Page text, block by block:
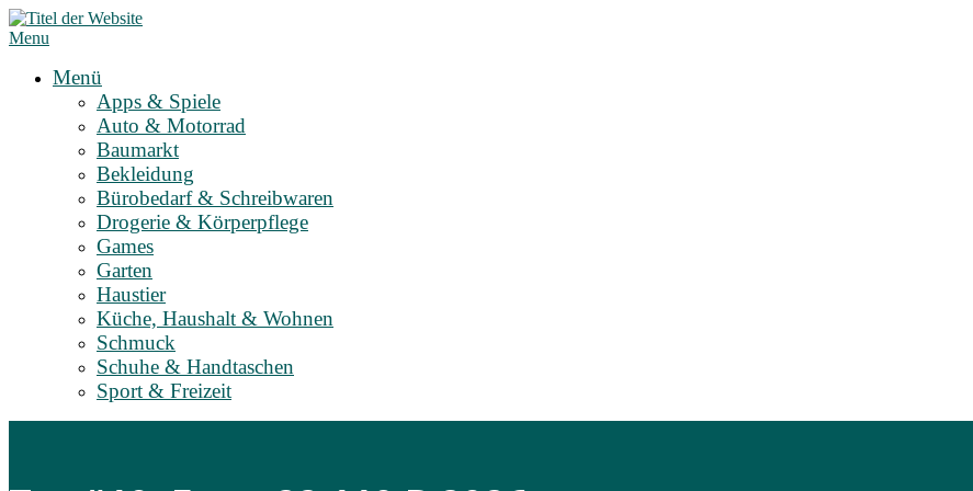
Skip
to
Menu
Menü
Apps & Spiele
Auto & Motorrad
Baumarkt
Bekleidung
Bürobedarf & Schreibwaren
Drogerie & Körperpflege
Games
Garten
Haustier
Küche, Haushalt & Wohnen
Schmuck
Schuhe & Handtaschen
Sport & Freizeit